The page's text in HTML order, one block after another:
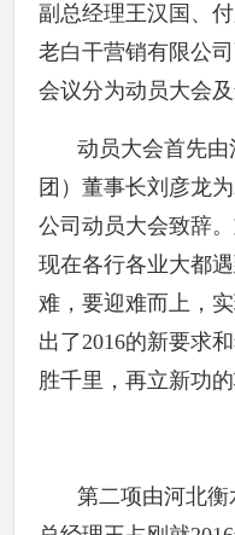
副总经理王汉国、
老白干营销有限公
会议分为动员大会
动员大会首先
团）董事长刘彦龙
公司动员大会致辞
现在各行各业大都
难，要迎难而上，
出了2016的新要求
胜千里，再立新功
第二项由河北衡